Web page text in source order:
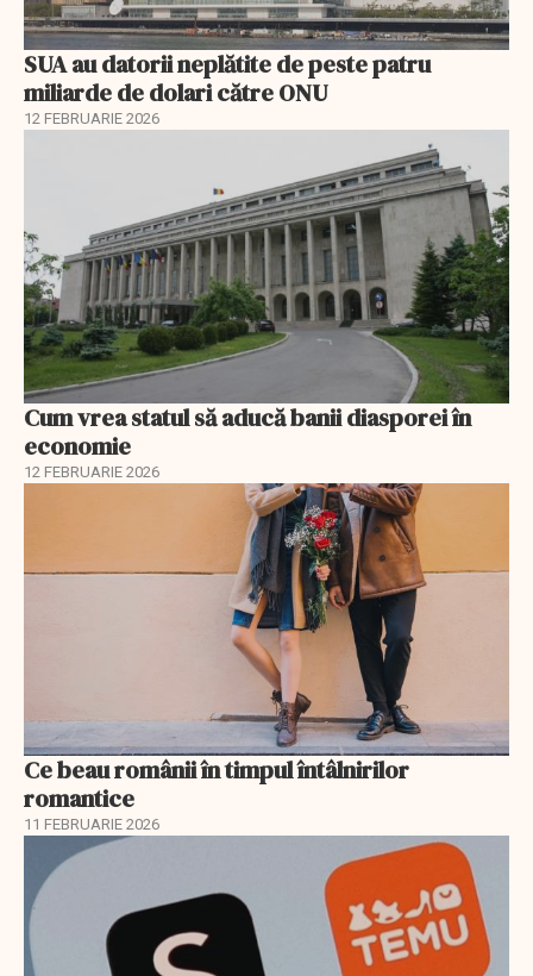
SUA au datorii neplătite de peste patru
miliarde de dolari către ONU
12 FEBRUARIE 2026
Cum vrea statul să aducă banii diasporei în
economie
12 FEBRUARIE 2026
Ce beau românii în timpul întâlnirilor
romantice
11 FEBRUARIE 2026